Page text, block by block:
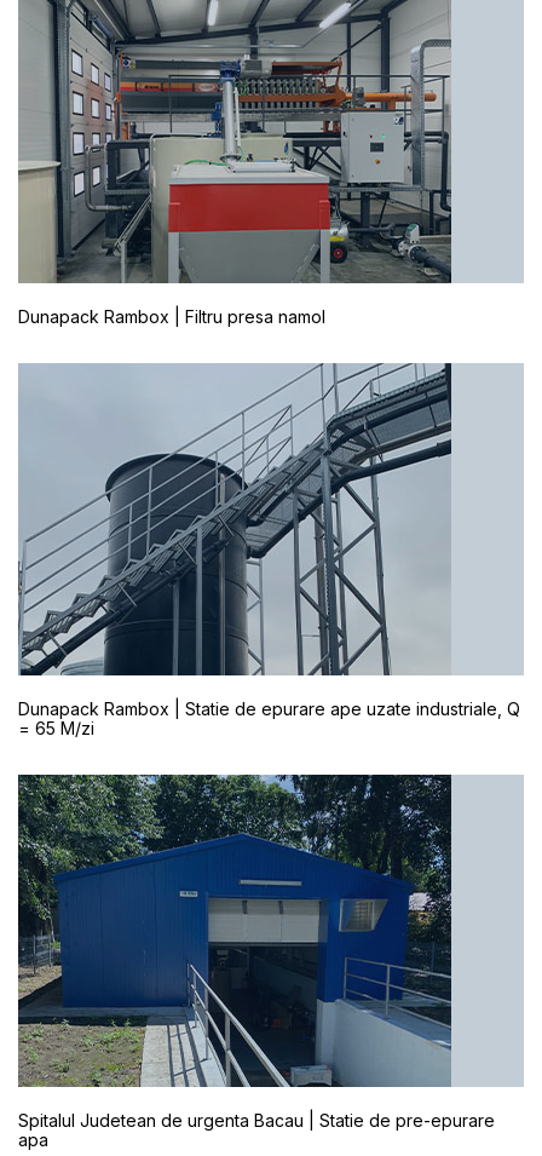
Dunapack Rambox | Filtru presa namol
Dunapack Rambox | Statie de epurare ape uzate industriale, Q
= 65 M/zi
Spitalul Judetean de urgenta Bacau | Statie de pre-epurare
apa